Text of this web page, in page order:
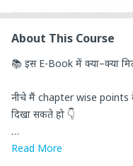
About This Course
📚 इस E-Book में क्या–क्या
नीचे मैं chapter wise points
दिखा सकते हो 👇
1️⃣ Technical Supervisor की
Read More